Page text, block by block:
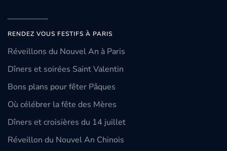
RENDEZ VOUS FESTIFS À PARIS
Réveillons du Nouvel An à Paris
Dîners et soirées Saint Valentin
Bons plans pour fêter Pâques
Où célébrer la fête des Mères
Dîners et croisières du 14 juillet
Réveillon du Nouvel An Chinois